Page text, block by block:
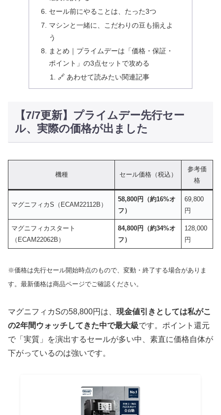
セール前にやることは、たった3つ
マシンと一緒に、こだわりの豆も揃えよ
う
まとめ｜プライムデーは「価格・保証・
ポイント」の3点セットで攻める
🔗 あわせて読みたい関連記事
【7/7更新】プライムデー先行セー
ル、実際の価格が出ました
機種 セール価格（税込）
参考価
格
マグニフィカS（ECAM22112B）
58,800円（約16%オ
フ）
69,800
円
マグニフィカスタート
（ECAM22062B）
84,800円（約34%オ
フ）
128,000
円
※価格は先行セール開始時点のもので、変動・終了する場合がありま
す。最新価格は商品ページでご確認ください。
マグニフィカSの58,800円は、 現金値引きとしては私がこ
の2年間ウォッチしてきた中で最大級です。ポイント還元
で「実質」を演出するセールが多い中、素直に価格自体が
下がっているのは強いです。